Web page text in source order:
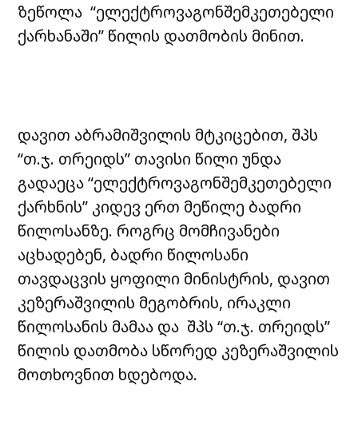
ზეწოლა “ელექტროვაგონშემკეთებელი
ქარხანაში” წილის დათმობის მინით.
დავით აბრამიშვილის მტკიცებით, შპს
“თ.ჯ. თრეიდს” თავისი წილი უნდა
გადაეცა “ელექტროვაგონშემკეთებელი
ქარხნის” კიდევ ერთ მეწილე ბადრი
წილოსანზე. როგრც მომჩივანები
აცხადებენ, ბადრი წილოსანი
თავდაცვის ყოფილი მინისტრის, დავით
კეზერაშვილის მეგობრის, ირაკლი
წილოსანის მამაა და შპს “თ.ჯ. თრეიდს”
წილის დათმობა სწორედ კეზერაშვილის
მოთხოვნით ხდებოდა.